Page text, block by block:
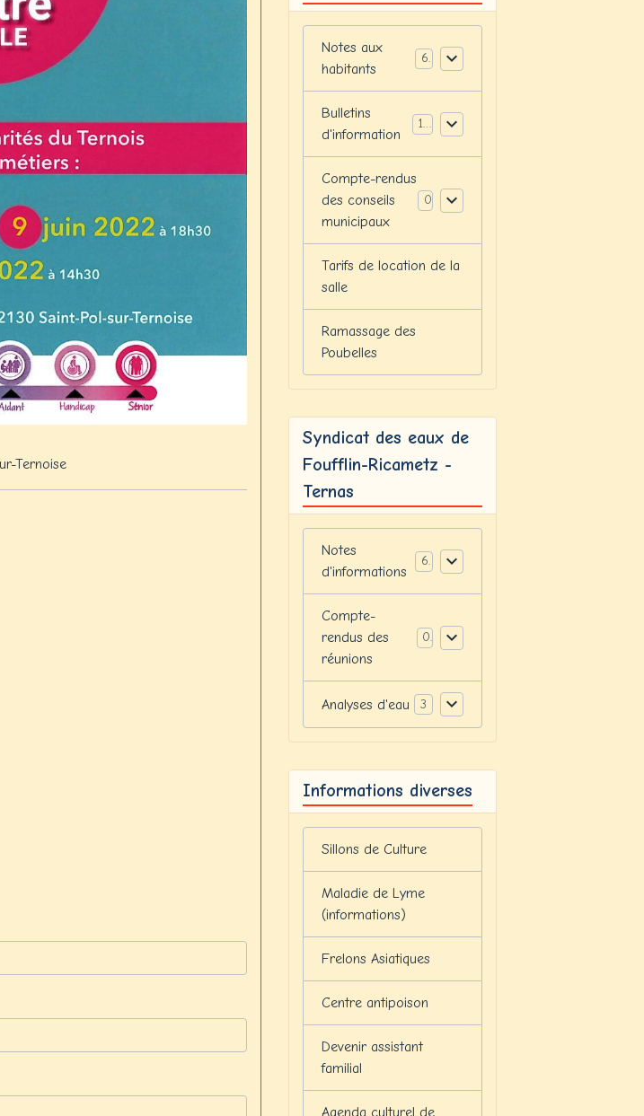
Ternoise
Notes aux
habitants
6
Bulletins
d'information
12
Compte-rendus
des conseils
municipaux
Tarifs de location de la
salle
Ramassage des
Poubelles
Syndicat des eaux de
Foufflin-Ricametz -
Ternas
Notes
d'informations
6
Compte-
rendus des
réunions
0
Analyses d'eau 3
Informations diverses
Sillons de Culture
Maladie de Lyme
(informations)
Frelons Asiatiques
Centre antipoison
Devenir assistant
familial
Agenda culturel de